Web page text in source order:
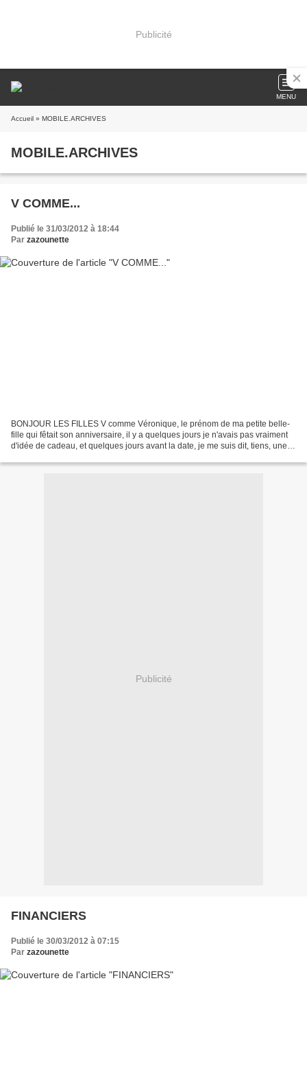
Publicité
MENU
Accueil » MOBILE.ARCHIVES
MOBILE.ARCHIVES
V COMME...
Publié le 31/03/2012 à 18:44
Par zazounette
BONJOUR LES FILLES V comme Véronique, le prénom de ma petite belle-
fille qui fêtait son anniversaire, il y a quelques jours je n'avais pas vraiment
d'idée de cadeau, et quelques jours avant la date, je me suis dit, tiens, une
Publicité
FINANCIERS
Publié le 30/03/2012 à 07:15
Par zazounette